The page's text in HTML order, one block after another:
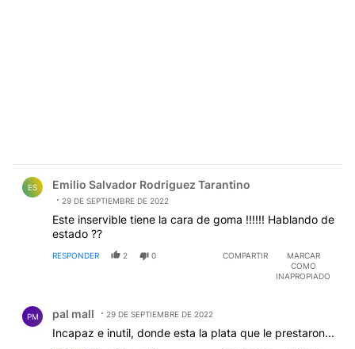
ES Emilio Salvador Rodriguez Tarantino
29 DE SEPTIEMBRE DE 2022
Este inservible tiene la cara de goma !!!!!! Hablando de
estado ??
RESPONDER 2 0 COMPARTIR
MARCAR
COMO
INAPROPIADO
PM pal mall 29 DE SEPTIEMBRE DE 2022
Incapaz e inutil, donde esta la plata que le prestaron...